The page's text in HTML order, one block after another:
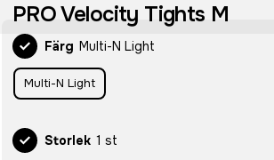
PRO Velocity Tights M
Färg Multi-N Light
Multi-N Light
Storlek 1 st